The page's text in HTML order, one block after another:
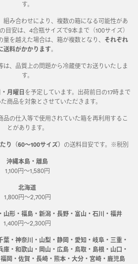
す。
組み合わせにより、複数の箱になる可能性があ
目安は、4合瓶サイズで9本まで（100サイズ）
を越えた場合は、箱が複数となり、 それぞれ
送料がかかります。
は、品質上の問題から冷蔵便でお送りいたしま
す。
月曜日 を予定しています。出荷前日の17時まで
商品を対象とさせていただきます。
品の仕入等で使用されていた箱を再利用するこ
とがあります。
り（60～100サイズ） の送料目安です。※税別
沖縄本島・離島
1,100円～1,580円
北海道
1,800円～2,700円
山形・福島・新潟・長野・富山・石川・福井
1,400円～2,300円
・神奈川・山梨・静岡・愛知・岐阜・三重・
・和歌山・岡山・広島・鳥取・島根・山口・
岡・佐賀・長崎・熊本・大分・宮崎・鹿児島